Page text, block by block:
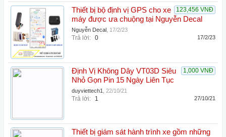
123,456 VNĐ
Thiết bị bộ định vị GPS cho xe
máy được ưa chuộng tại Nguyễn Decal
Nguyễn Decal 17/2/23
Trả lời: 0 17/2/23
1,000 VNĐ
Định Vị Không Dây VT03D Siêu
Nhỏ Gọn Pin 15 Ngày Liên Tục
duyviettech1 22/10/21
Trả lời: 1 27/10/21
Thiết bị giám sát hành trình xe gồm những